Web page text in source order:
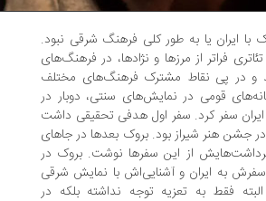
یا به طور کلی فرهنگ شرقی نبود.
از مرزها و نژادها، در فرهنگ‌های
نقاط مشترک‌ فرهنگ‌های مختلف
قومی در نمایش‌های سنتی، دوبار در
به ایران سفر کرد. سفر اول هدفی تحقیقی داشت
شیراز بود. بروک بعدها در جاهای
از این سفرها نوشت. بروک در
ایران و آشنایی‌اش با نمایش شرقی
به تعزیه توجه نداشته بلکه در